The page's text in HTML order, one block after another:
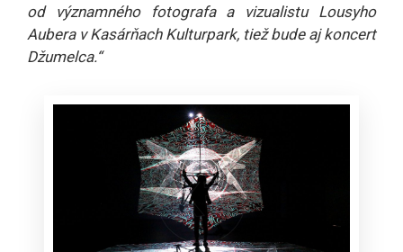
od významného fotografa a vizualistu Lousyho
Aubera v Kasárňach Kulturpark, tiež bude aj koncert
Džumelca.“